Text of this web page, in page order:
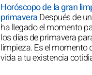
Horóscopo de la gran
primaveraDespués de
ha llegado el momento
los días de primavera
limpieza. Es el momento
vida a tu existencia